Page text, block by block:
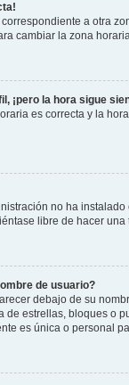
a otra
cambiar la zona
¡pero la hora sigue
es correcta y la
no ha
libre de hacer
de usuario?
debajo de su
de estrellas, bloques o
es única o personal